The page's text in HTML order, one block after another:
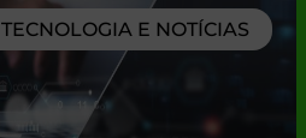
TECNOLOGIA E NOTÍCIAS